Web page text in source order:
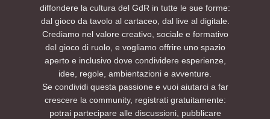
diffondere la cultura del GdR in tutte le sue forme:
dal gioco da tavolo al cartaceo, dal live al digitale.
Crediamo nel valore creativo, sociale e formativo
del gioco di ruolo, e vogliamo offrire uno spazio
aperto e inclusivo dove condividere esperienze,
idee, regole, ambientazioni e avventure.
Se condividi questa passione e vuoi aiutarci a far
crescere la community, registrati gratuitamente:
potrai partecipare alle discussioni, pubblicare